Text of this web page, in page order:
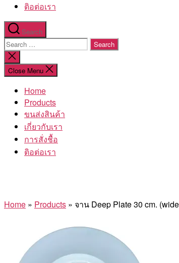
ติอต่อเรา
Search
Search
for:
Close
search
Close Menu
Home
Products
ขนส่งสินค้า
เกี่ยวกับเรา
การสั่งชื้อ
ติอต่อเรา
Home » Products » จาน Deep Plate 30 cm.